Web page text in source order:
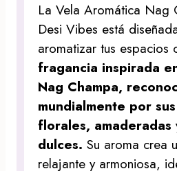
La Vela Aromática Nag
Desi Vibes está
aromatizar tus espacios
fragancia inspirada
Nag Champa,
mundialmente por
florales,
dulces. Su aroma crea
relajante y armoniosa,